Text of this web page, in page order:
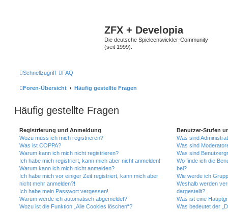
ZFX + Developia
Die deutsche Spieleentwickler-Community
(seit 1999).
Schnellzugriff FAQ
Foren-Übersicht Häufig gestellte Fragen
Häufig gestellte Fragen
Registrierung und Anmeldung
Wozu muss ich mich registrieren?
Was ist COPPA?
Warum kann ich mich nicht registrieren?
Ich habe mich registriert, kann mich aber nicht anmelden!
Warum kann ich mich nicht anmelden?
Ich habe mich vor einiger Zeit registriert, kann mich aber
nicht mehr anmelden?!
Ich habe mein Passwort vergessen!
Warum werde ich automatisch abgemeldet?
Wozu ist die Funktion „Alle Cookies löschen“?
Benutzer-Stufen
Was sind
Was sind
Was sind
Wo finde ich die
bei?
Wie werde ich
Weshalb werden
dargestellt?
Was ist eine
Was bedeutet der